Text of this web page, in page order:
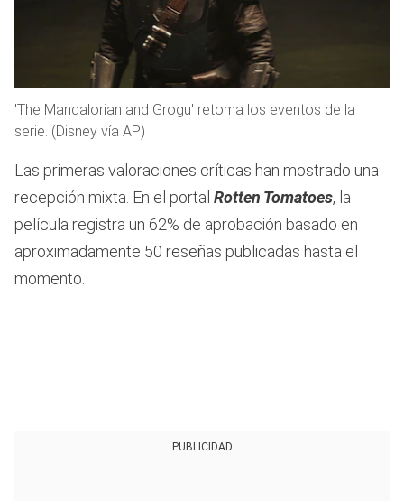
'The Mandalorian and Grogu' retoma los eventos de la
serie. (Disney vía AP)
Las primeras valoraciones críticas han mostrado una
recepción mixta. En el portal Rotten Tomatoes, la
película registra un 62% de aprobación basado en
aproximadamente 50 reseñas publicadas hasta el
momento.
PUBLICIDAD